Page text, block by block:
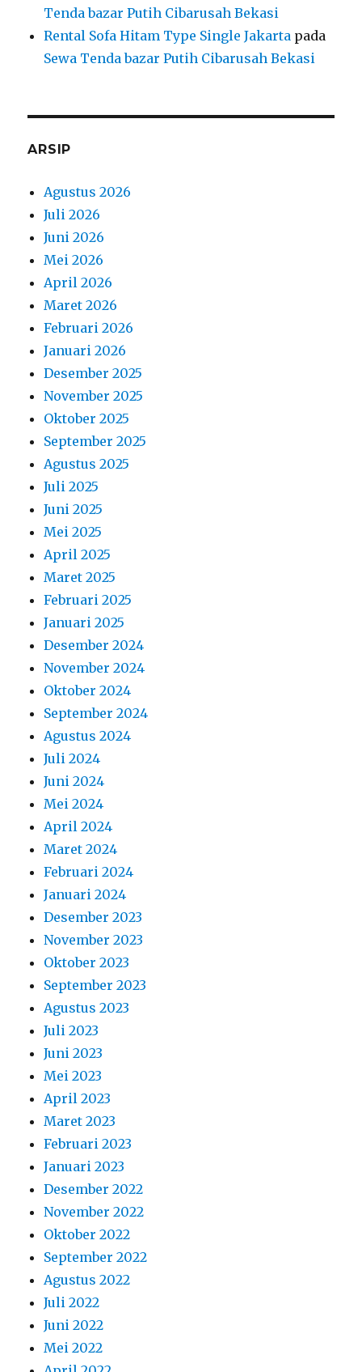
Tenda bazar Putih Cibarusah Bekasi
Rental Sofa Hitam Type Single Jakarta pada
Sewa Tenda bazar Putih Cibarusah Bekasi
ARSIP
Agustus 2026
Juli 2026
Juni 2026
Mei 2026
April 2026
Maret 2026
Februari 2026
Januari 2026
Desember 2025
November 2025
Oktober 2025
September 2025
Agustus 2025
Juli 2025
Juni 2025
Mei 2025
April 2025
Maret 2025
Februari 2025
Januari 2025
Desember 2024
November 2024
Oktober 2024
September 2024
Agustus 2024
Juli 2024
Juni 2024
Mei 2024
April 2024
Maret 2024
Februari 2024
Januari 2024
Desember 2023
November 2023
Oktober 2023
September 2023
Agustus 2023
Juli 2023
Juni 2023
Mei 2023
April 2023
Maret 2023
Februari 2023
Januari 2023
Desember 2022
November 2022
Oktober 2022
September 2022
Agustus 2022
Juli 2022
Juni 2022
Mei 2022